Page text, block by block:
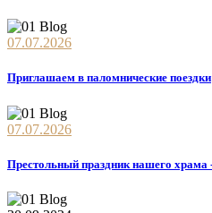
07.07.2026
Приглашаем в паломнические поездки
07.07.2026
Престольный праздник нашего